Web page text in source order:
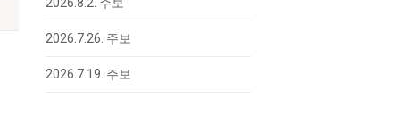
2026.7.26. 주보
2026.7.19. 주보